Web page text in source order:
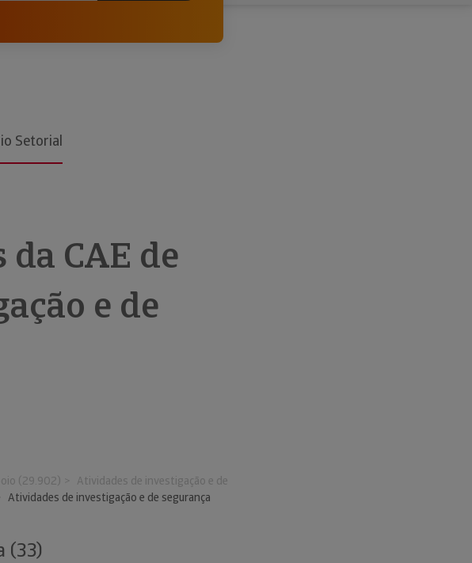
seus clientes.
Setorial
CAE de
e de
(29.902)
Atividades de investigação e de
Atividades de investigação e de segurança
(33)